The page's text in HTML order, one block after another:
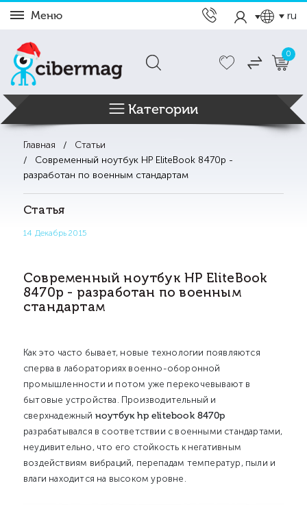
Меню ru
0
Категории
Главная
Статьи
Современный ноутбук HP EliteBook 8470p -
разработан по военным стандартам
Статья
14 Декабрь 2015
Современный ноутбук HP EliteBook
8470p - разработан по военным
стандартам
Как это часто бывает, новые технологии появляются
сперва в лабораториях военно-оборонной
промышленности и потом уже перекочевывают в
бытовые устройства. Производительный и
сверхнадежный ноутбук hp elitebook 8470p
разрабатывался в соответствии с военными стандартами,
неудивительно, что его стойкость к негативным
воздействиям вибраций, перепадам температур, пыли и
влаги находится на высоком уровне.